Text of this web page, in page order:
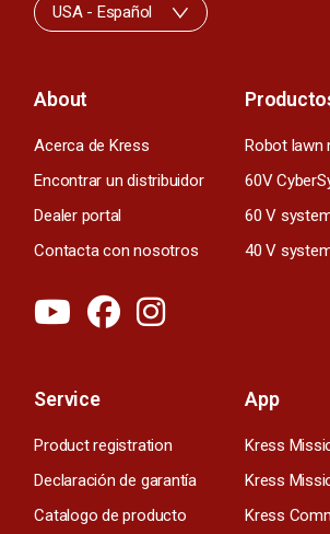
About
Acerca de Kress
Encontrar un distribuidor
Dealer portal
Contacta con nosotros
Robot lawn
60V
60 V
40 V
Service
Product registration
Declaración de garantía
Catalogo de producto
App
Kress
Kress
Kress
USA - Español